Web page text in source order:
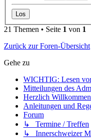
21 Themen • Seite 1 von 1
Zurück zur Foren-Übersicht
Gehe zu
WICHTIG: Lesen
Mitteilungen des
Herzlich Willkommen
Anleitungen und
Forum
↳ Termine / Treffen
↳ Innerschweizer